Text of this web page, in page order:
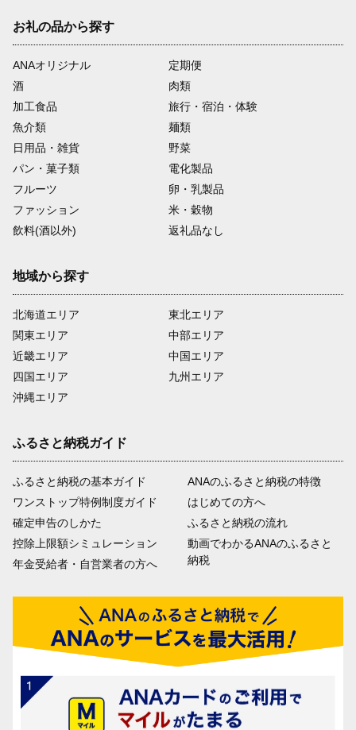
お礼の品から探す
ANAオリジナル
定期便
酒
肉類
加工食品
旅行・宿泊・体験
魚介類
麺類
日用品・雑貨
野菜
パン・菓子類
電化製品
フルーツ
卵・乳製品
ファッション
米・穀物
飲料(酒以外)
返礼品なし
地域から探す
北海道エリア
関東エリア
近畿エリア
四国エリア
沖縄エリア
東北エリア
中部エリア
中国エリア
九州エリア
ふるさと納税ガイド
ふるさと納税の基本ガイド
ワンストップ特例制度ガイド
確定申告のしかた
控除上限額シミュレーション
年金受給者・自営業者の方へ
ANAのふるさと納税の特徴
はじめての方へ
ふるさと納税の流れ
動画でわかるANAのふるさと
納税